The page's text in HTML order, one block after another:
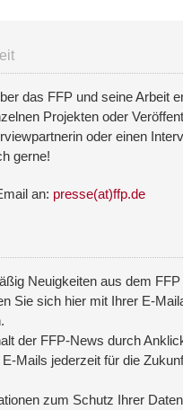
das FFP und seine Arbeit
Projekten oder
oder einen
gerne!
an: presse(at)ffp.de
Neuigkeiten aus dem
Sie sich hier mit Ihrer E-
der FFP-News durch
Mails jederzeit für die
zum Schutz Ihrer